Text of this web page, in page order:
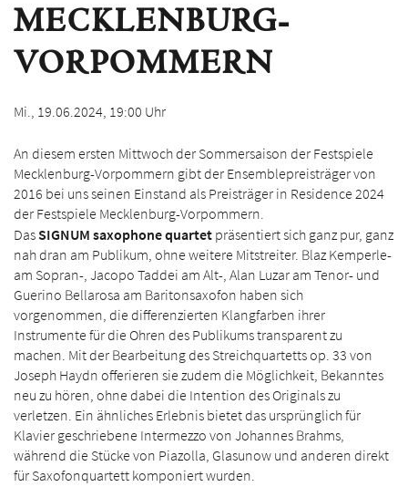
MECKLENBURG-
VORPOMMERN
Mi., 19.06.2024, 19:00 Uhr
An diesem ersten Mittwoch der Sommersaison der Festspiele
Mecklenburg-Vorpommern gibt der Ensemblepreisträger von
2016 bei uns seinen Einstand als Preisträger in Residence 2024
der Festspiele Mecklenburg-Vorpommern.
DasSIGNUM saxophone quartet präsentiert sich ganz pur, ganz
nah dran am Publikum, ohne weitere Mitstreiter. Blaz Kemperle-
am Sopran-, Jacopo Taddei am Alt-, Alan Luzar am Tenor- und
Guerino Bellarosa am Baritonsaxofon haben sich
vorgenommen, die differenzierten Klangfarben ihrer
Instrumente für die Ohren des Publikums transparent zu
machen. Mit der Bearbeitung des Streichquartetts op. 33 von
Joseph Haydn offerieren sie zudem die Möglichkeit, Bekanntes
neu zu hören, ohne dabei die Intention des Originals zu
verletzen. Ein ähnliches Erlebnis bietet das ursprünglich für
Klavier geschriebene Intermezzo von Johannes Brahms,
während die Stücke von Piazolla, Glasunow und anderen direkt
für Saxofonquartett komponiert wurden.